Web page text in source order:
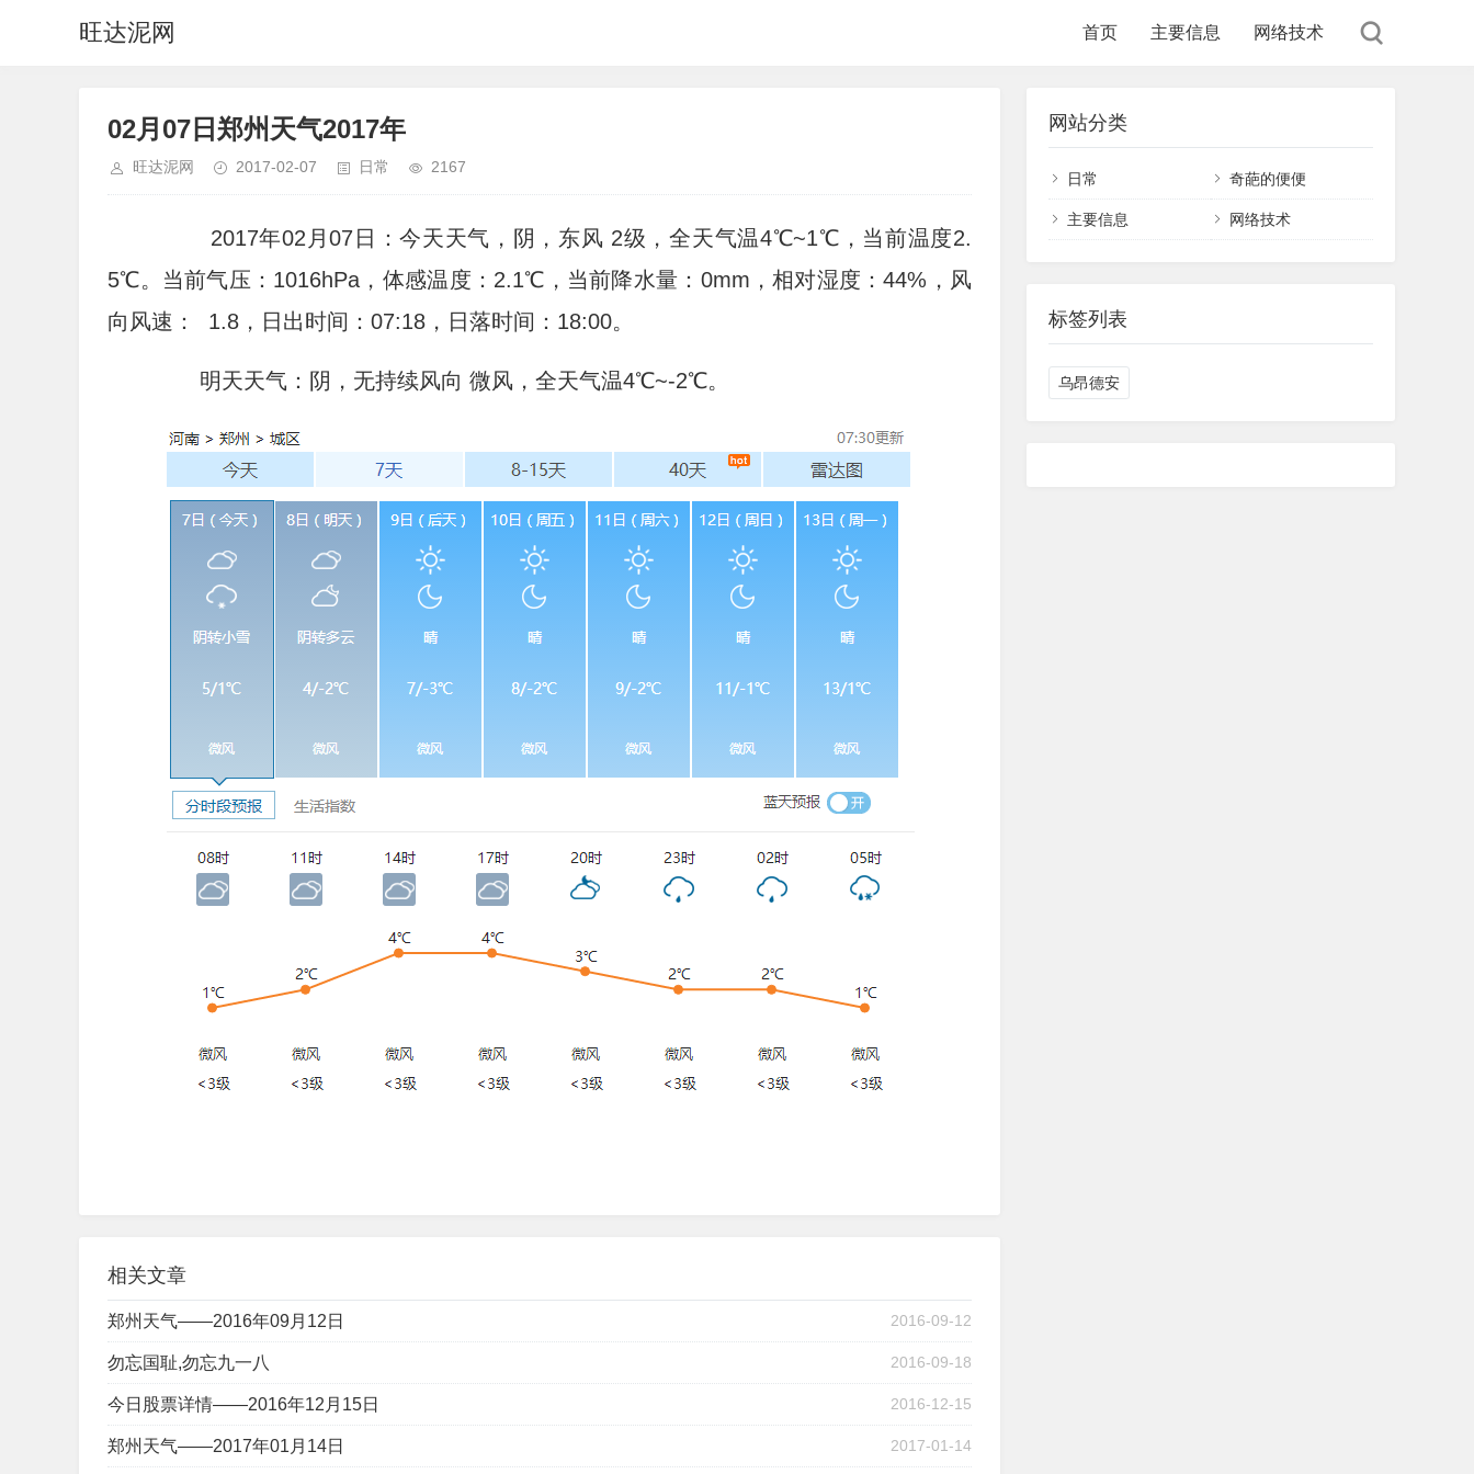
旺达泥网 首页 主要信息 网络技术
02月07日郑州天气2017年
旺达泥网 2017-02-07 日常 2167
2017年02月07日：今天天气，阴，东风 2级，全天气温4℃~1℃，当前温度2.
5℃。当前气压：1016hPa，体感温度：2.1℃，当前降水量：0mm，相对湿度：44%，风
向风速： 1.8，日出时间：07:18，日落时间：18:00。
明天天气：阴，无持续风向 微风，全天气温4℃~-2℃。
相关文章
郑州天气——2016年09月12日 2016-09-12
勿忘国耻,勿忘九一八 2016-09-18
今日股票详情——2016年12月15日 2016-12-15
郑州天气——2017年01月14日 2017-01-14
网站分类
日常 奇葩的便便
主要信息 网络技术
标签列表
乌昂德安